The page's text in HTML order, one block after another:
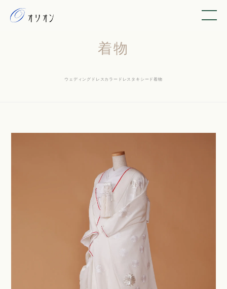
着物
ウェディングドレス カラードレス タキシード着物